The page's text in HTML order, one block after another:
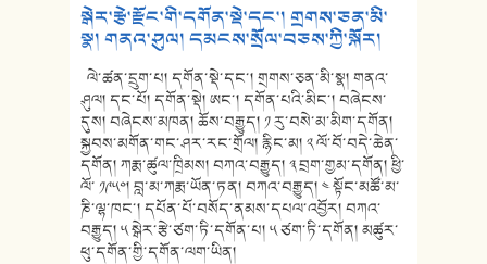
སྒེར་རྩེ་རྫོང་གི་དགོན་སྡེ་དང་། གྲགས་ཅན་མི་
སྣ། གནའ་ཤུལ། དམངས་སྲོལ་བཅས་ཀྱི་སྐོར།
ལེ་ཚན་དྲུག་པ། དགོན་སྡེ་དང་། གྲགས་ཅན་མི་སྣ། གནའ་
ཤུལ། དང་པོ། དགོན་སྡེ། ཨང་། དགོན་པའི་མིང་། བཞེངས་
དུས། བཞེངས་མཁན། ཆོས་བརྒྱུད། ༡ རུ་བསེ་མ་མིག་དགོན།
སྐྱབས་མགོན་གང་ཤར་རང་གྲོལ། རྙིང་མ། ༢ ལོ་བོ་བདེ་ཆེན་
དགོན། ཀརྨ་ཚུལ་ཁྲིམས། བཀའ་བརྒྱུད། ༣ བྲག་གྱམ་དགོན། ཕྱི་
ལོ་ ༡༩༥༠། བླ་མ་ཀརྨ་ཡོན་ཏན། བཀའ་བརྒྱུད། ༤ སྟོང་མཚོ་མ་
ཎི་ལྷ་ཁང་། དཔོན་པོ་བསོད་ནམས་དཔལ་འབྱོར། བཀའ་
བརྒྱུད། ༥ སྒེར་རྩེ་ཙག་ཏི་དགོན་པ། ༥ ཙག་ཏི་དགོན། མཚུར་
ཕུ་དགོན་གྱི་དགོན་ལག་ཡིན།